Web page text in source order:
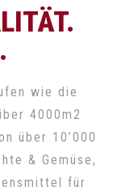
wie die
4000m2
über 10’000
& Gemüse,
für